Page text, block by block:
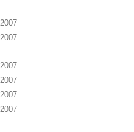
2007
2007
2007
2007
2007
2007